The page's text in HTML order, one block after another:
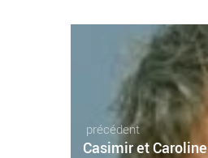
précédent
Casimir et Caroline